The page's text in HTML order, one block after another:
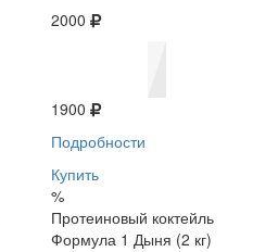
2000
1900
Подробности
Купить
%
Протеиновый коктейль
Формула 1 Дыня (2 кг)